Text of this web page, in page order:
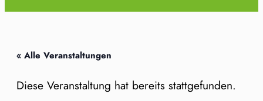
« Alle Veranstaltungen
Diese Veranstaltung hat bereits stattgefunden.